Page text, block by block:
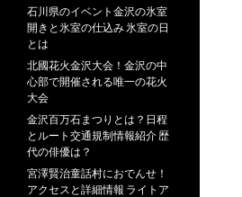
石川県のイベント金沢の氷室
開きと氷室の仕込み 氷室の日
とは
北國花火金沢大会！金沢の中
心部で開催される唯一の花火
大会
金沢百万石まつりとは？日程
とルート交通規制情報紹介 歴
代の俳優は？
宮澤賢治童話村におでんせ！
アクセスと詳細情報 ライトア